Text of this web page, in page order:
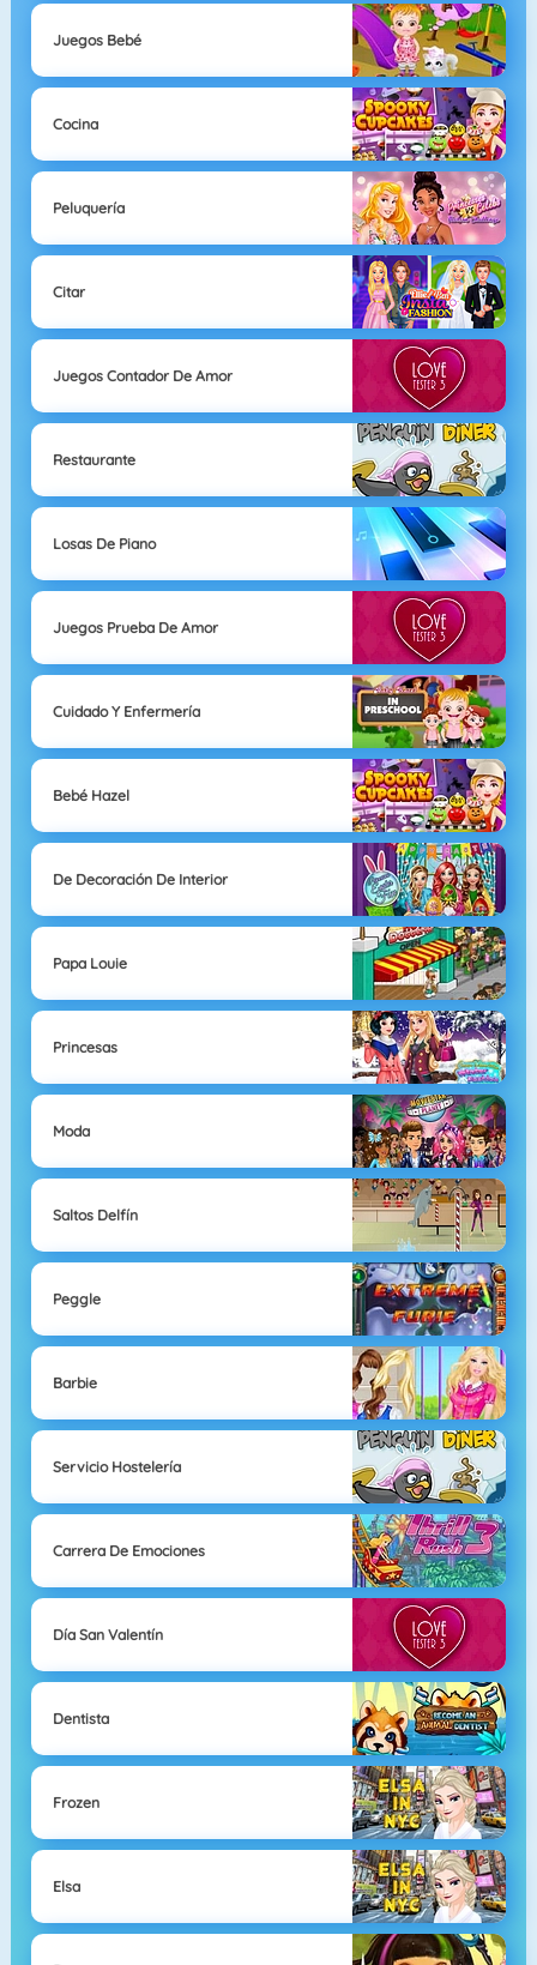
Juegos Bebé
Cocina
Peluquería
Citar
Juegos Contador De Amor
Restaurante
Losas De Piano
Juegos Prueba De Amor
Cuidado Y Enfermería
Bebé Hazel
De Decoración De Interior
Papa Louie
Princesas
Moda
Saltos Delfín
Peggle
Barbie
Servicio Hostelería
Carrera De Emociones
Día San Valentín
Dentista
Frozen
Elsa